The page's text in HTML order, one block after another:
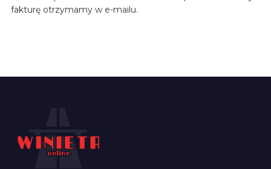
fakturę otrzymamy w e-mailu.